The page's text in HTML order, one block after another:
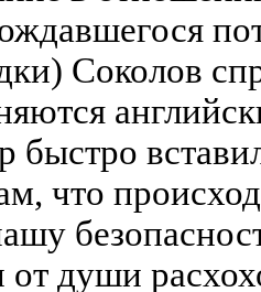
Соколов
быстро
что
от души